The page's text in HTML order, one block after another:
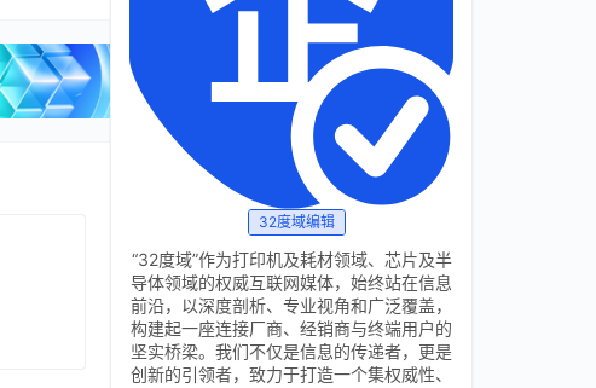
32度域编辑
“32度域”作为打印机及耗材领域、芯片及半
导体领域的权威互联网媒体，始终站在信息
前沿，以深度剖析、专业视角和广泛覆盖，
构建起一座连接厂商、经销商与终端用户的
坚实桥梁。我们不仅是信息的传递者，更是
创新的引领者，致力于打造一个集权威性、